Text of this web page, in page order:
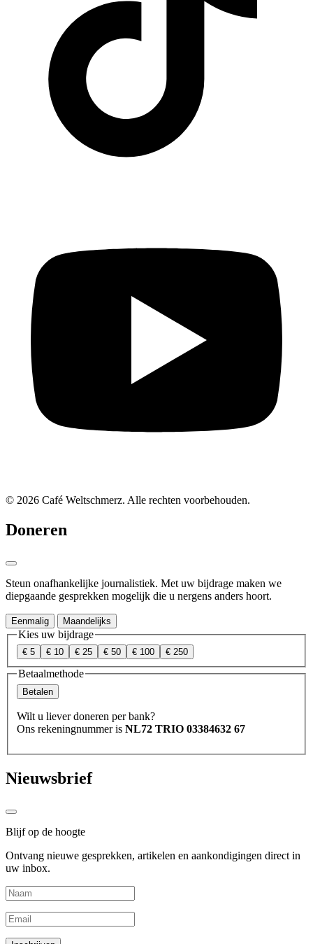
© 2026 Café Weltschmerz. Alle rechten voorbehouden.
Doneren
Steun onafhankelijke journalistiek. Met uw bijdrage maken we
diepgaande gesprekken mogelijk die u nergens anders hoort.
Eenmalig Maandelijks
Kies uw bijdrage
€ 5 € 10 € 25 € 50 € 100 € 250
Betaalmethode
Betalen
Wilt u liever doneren per bank?
Ons rekeningnummer is NL72 TRIO 03384632 67
Nieuwsbrief
Blijf op de hoogte
Ontvang nieuwe gesprekken, artikelen en aankondigingen direct in
uw inbox.